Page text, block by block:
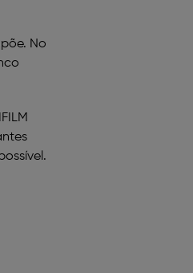
No